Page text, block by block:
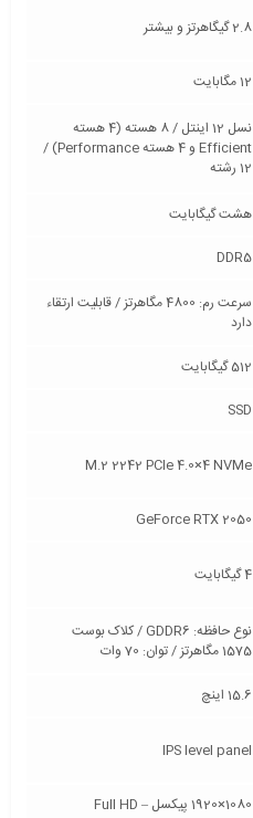
2.8 گیگاهرتز و بیشتر
12 مگابایت
نسل 12 اینتل / 8 هسته (4 هسته
Efficient و 4 هسته Performance) /
12 رشته
هشت گیگابایت
DDR5
سرعت رم: 4800 مگاهرتز / قابلیت ارتقاء
دارد
512 گیگابایت
SSD
M.2 2242 PCIe 4.0×4 NVMe
GeForce RTX 2050
4 گیگابایت
نوع حافظه: GDDR6 / کلاک بوست
1575 مگاهرتز / توان: 70 وات
15.6 اینچ
IPS level panel
1080×1920 پیکسل – Full HD